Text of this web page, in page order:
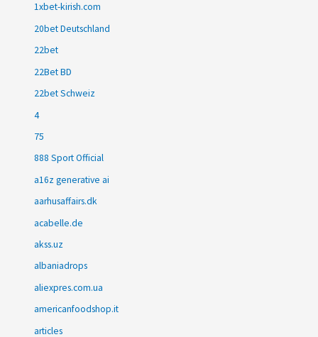
1xbet-kirish.com
20bet Deutschland
22bet
22Bet BD
22bet Schweiz
4
75
888 Sport Official
a16z generative ai
aarhusaffairs.dk
acabelle.de
akss.uz
albaniadrops
aliexpres.com.ua
americanfoodshop.it
articles